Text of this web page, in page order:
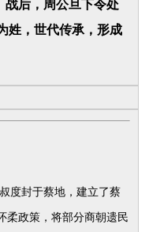
后，周公旦下令处
姓，世代传承，形成
度封于蔡地，建立了蔡
柔政策，将部分商朝遗民